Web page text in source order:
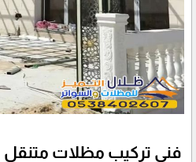
فني تركيب مظلات متنقل